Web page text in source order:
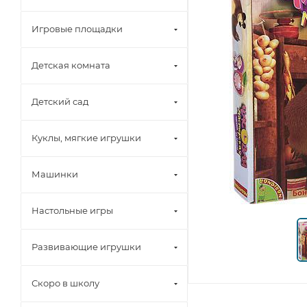
Игровые площадки
Детская комната
Детский сад
Куклы, мягкие игрушки
Машинки
Настольные игры
Развивающие игрушки
Скоро в школу